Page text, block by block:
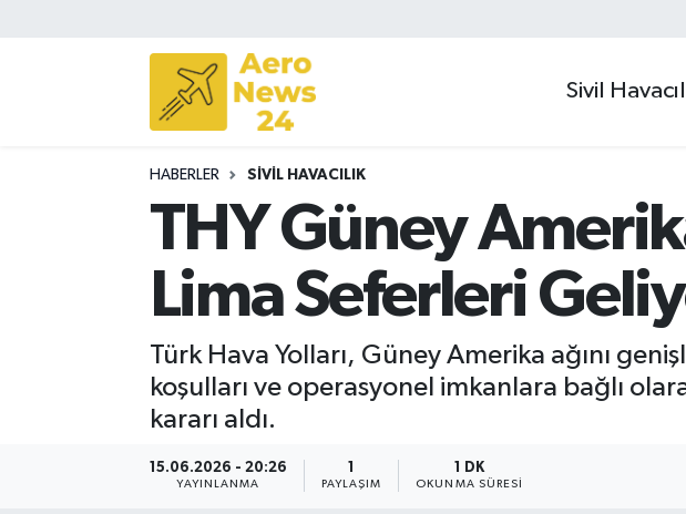
Sivil
HABERLER SIVIL HAVACILIK
THY Güney
Lima Seferleri
Türk Hava Yolları, Güney Amerika ağını
koşulları ve operasyonel imkanlara bağlı
kararı aldı.
15.06.2026 - 20:26
YAYINLANMA PAYLAŞIM
1 DK
OKUNMA SÜRESI
Sivil Havacılık